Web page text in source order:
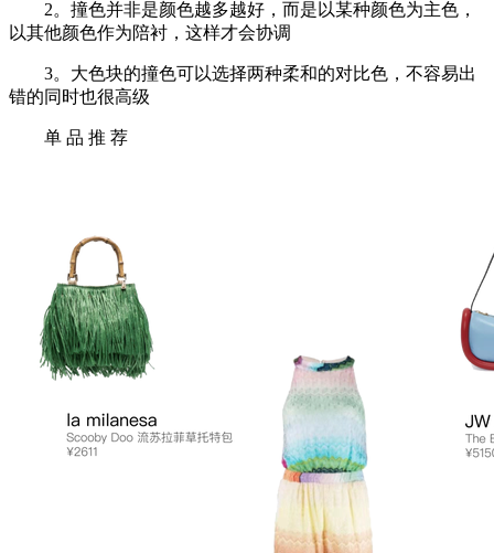
2。撞色并非是颜色越多越好，而是以某种颜色为主色，
以其他颜色作为陪衬，这样才会协调
3。大色块的撞色可以选择两种柔和的对比色，不容易出
错的同时也很高级
单 品 推 荐